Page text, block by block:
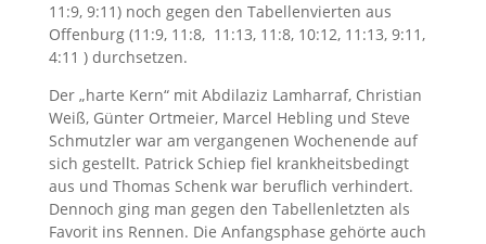
11:9, 9:11) noch gegen den Tabellenvierten aus
Offenburg (11:9, 11:8, 11:13, 11:8, 10:12, 11:13, 9:11,
4:11 ) durchsetzen.
Der „harte Kern“ mit Abdilaziz Lamharraf, Christian
Weiß, Günter Ortmeier, Marcel Hebling und Steve
Schmutzler war am vergangenen Wochenende auf
sich gestellt. Patrick Schiep fiel krankheitsbedingt
aus und Thomas Schenk war beruflich verhindert.
Dennoch ging man gegen den Tabellenletzten als
Favorit ins Rennen. Die Anfangsphase gehörte auch